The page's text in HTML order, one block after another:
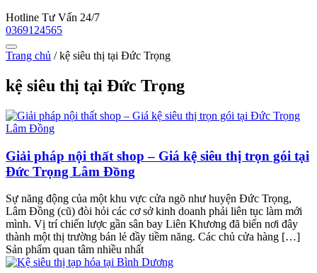
Hotline Tư Vấn 24/7
0369124565
Trang chủ /kệ siêu thị tại Đức Trọng
kệ siêu thị tại Đức Trọng
Giải pháp nội thất shop – Giá kệ siêu thị trọn gói tại
Đức Trọng Lâm Đồng
Sự năng động của một khu vực cửa ngõ như huyện Đức Trọng,
Lâm Đồng (cũ) đòi hỏi các cơ sở kinh doanh phải liên tục làm mới
mình. Vị trí chiến lược gần sân bay Liên Khương đã biến nơi đây
thành một thị trường bán lẻ đầy tiềm năng. Các chủ cửa hàng […]
Sản phẩm quan tâm nhiều nhất